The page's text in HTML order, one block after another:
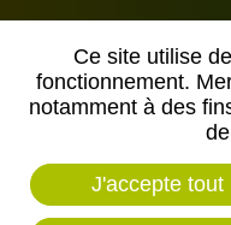
Ce site utilise
fonctionnement.
notamment à des
J'accepte tout
54500